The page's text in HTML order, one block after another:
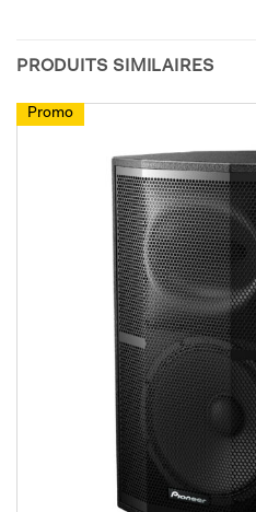
PRODUITS SIMILAIRES
Promo